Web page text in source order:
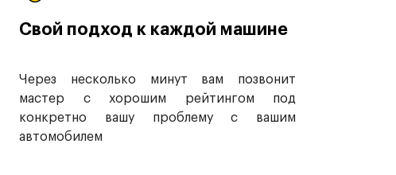
Свой подход к каждой машине
Через несколько минут вам позвонит
мастер с хорошим рейтингом под
конкретно вашу проблему с вашим
автомобилем